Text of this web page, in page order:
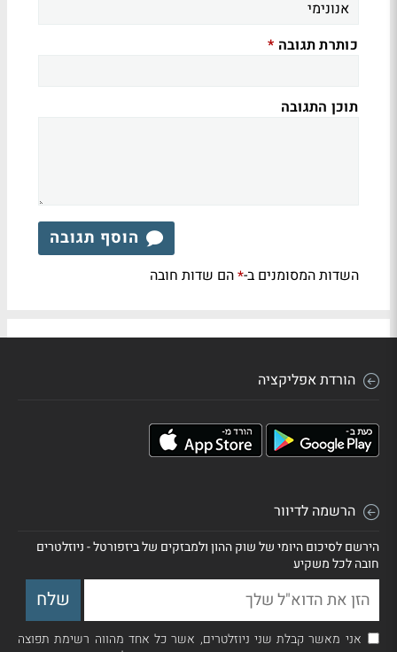
כותרת תגובה *
תוכן התגובה
הוסף תגובה
השדות המסומנים ב-*הם שדות חובה
הורדת אפליקציה
הרשמה לדיוור
הירשם לסיכום היומי של שוק ההון ולמבזקים של ביזפורטל - ניוזלטרים
חובה לכל משקיע
אני מאשר קבלת שני ניוזלטרים, אשר כל אחד מהווה רשימת תפוצה